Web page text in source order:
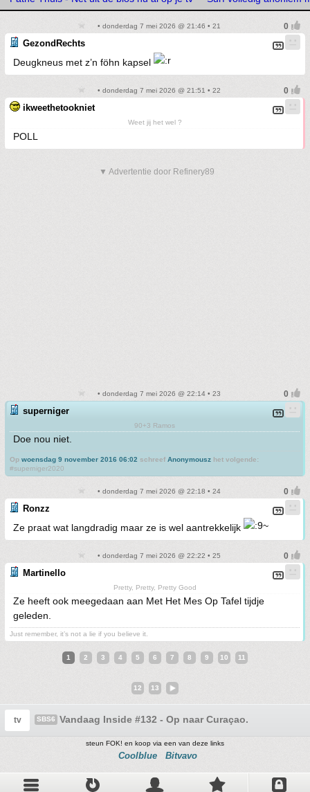
• donderdag 7 mei 2026 @ 21:46 • 21
GezondRechts
Deugkneus met z’n föhn kapsel
• donderdag 7 mei 2026 @ 21:51 • 22
ikweethetookniet
Weet jij het wel ?
POLL
▼ Advertentie door Refinery89
• donderdag 7 mei 2026 @ 22:14 • 23
superniger
90+3 Ramos
Doe nou niet.
Op woensdag 9 november 2016 06:02 schreef Anonymousz het volgende:
#superniger2020
• donderdag 7 mei 2026 @ 22:18 • 24
Ronzz
Ze praat wat langdradig maar ze is wel aantrekkelijk
• donderdag 7 mei 2026 @ 22:22 • 25
Martinello
Pretty, Pretty, Pretty Good
Ze heeft ook meegedaan aan Met Het Mes Op Tafel tijdje
geleden.
Just remember, it’s not a lie if you believe it.
1 2 3 4 5 6 7 8 9 10 11
12 13
tv SBS6 Vandaag Inside #132 - Op naar Curaçao.
steun FOK! en koop via een van deze links
Coolblue Bitvavo